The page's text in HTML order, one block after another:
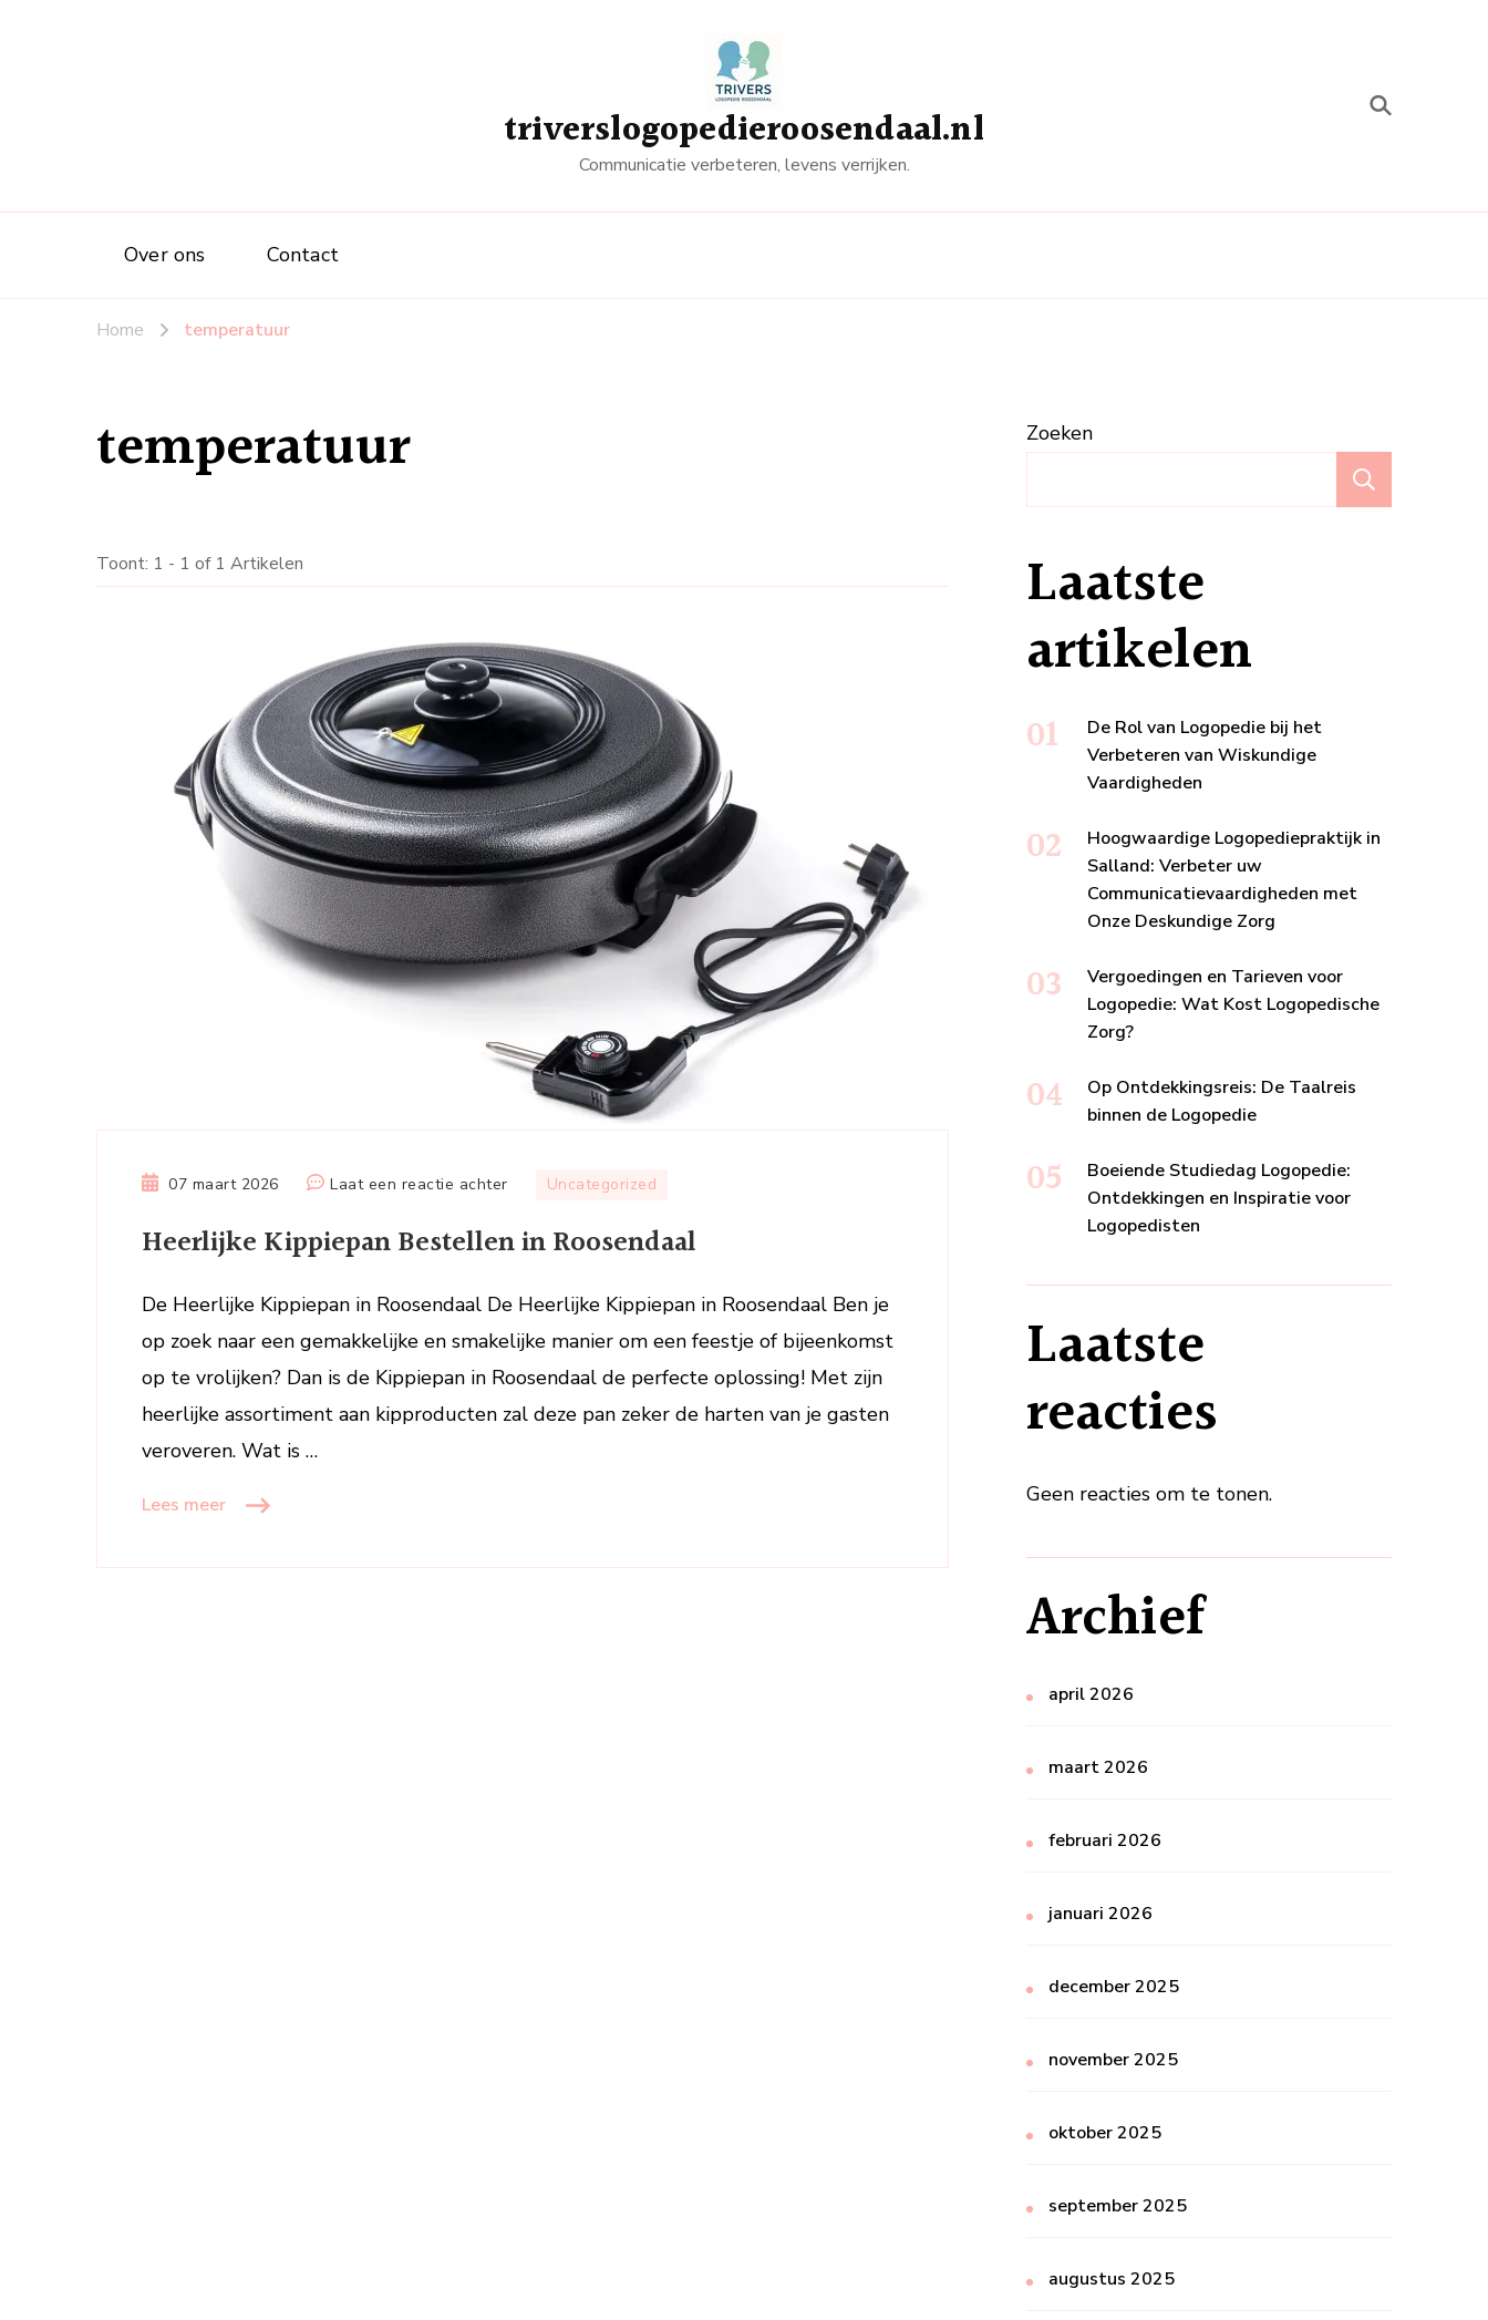
triverslogopedieroosendaal.nl
Communicatie verbeteren, levens verrijken.
Over ons Contact
Home temperatuur
temperatuur
Toont: 1 - 1 of 1 Artikelen
07 maart 2026 Laat een reactie achterop
Kippiepan
in
Uncategorized
Heerlijke Kippiepan Bestellen in Roosendaal
De Heerlijke Kippiepan in Roosendaal De Heerlijke Kippiepan in Roosendaal Ben je
op zoek naar een gemakkelijke en smakelijke manier om een feestje of bijeenkomst
op te vrolijken? Dan is de Kippiepan in Roosendaal de perfecte oplossing! Met zijn
heerlijke assortiment aan kipproducten zal deze pan zeker de harten van je gasten
veroveren. Wat is …
Lees meer
Zoeken
Laatste
artikelen
De Rol van Logopedie bij het
Verbeteren van Wiskundige
Vaardigheden
Hoogwaardige Logopediepraktijk in
Salland: Verbeter uw
Communicatievaardigheden met
Onze Deskundige Zorg
Vergoedingen en Tarieven voor
Logopedie: Wat Kost Logopedische
Zorg?
Op Ontdekkingsreis: De Taalreis
binnen de Logopedie
Boeiende Studiedag Logopedie:
Ontdekkingen en Inspiratie voor
Logopedisten
Laatste
reacties
Geen reacties om te tonen.
Archief
april 2026
maart 2026
februari 2026
januari 2026
december 2025
november 2025
oktober 2025
september 2025
augustus 2025